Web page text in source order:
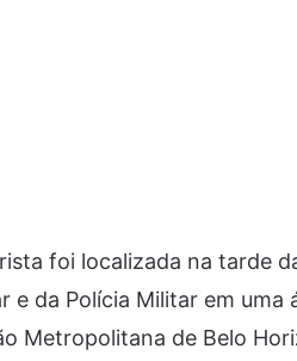
foi localizada na tarde
e da Polícia Militar em
Metropolitana de Belo